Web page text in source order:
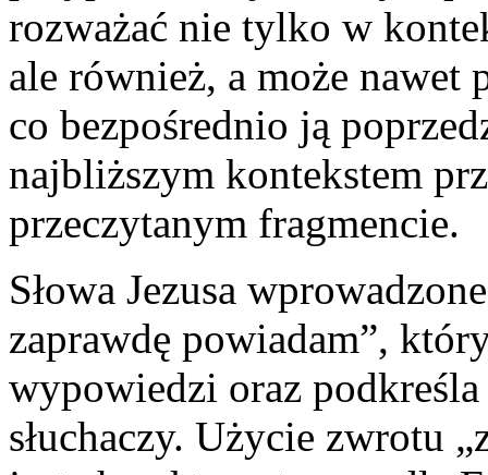
rozważać nie tylko w
ale również, a może nawet
co bezpośrednio ją
najbliższym kontekstem
przeczytanym fragmencie.
Słowa Jezusa
zaprawdę powiadam”,
wypowiedzi oraz
słuchaczy. Użycie zwrotu